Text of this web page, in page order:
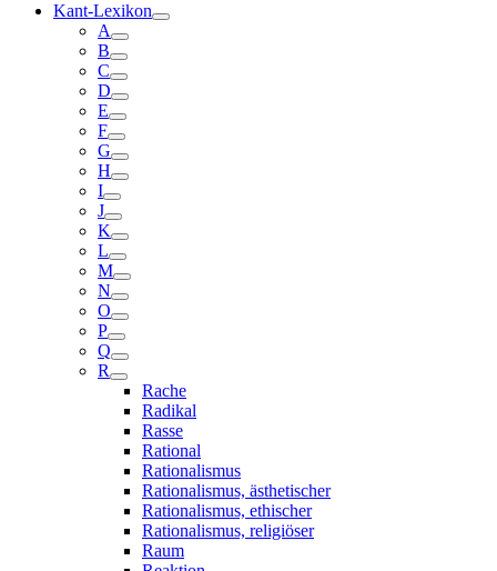
Kant-Lexikon
A
B
C
D
E
F
G
H
I
J
K
L
M
N
O
P
Q
R
Rache
Radikal
Rasse
Rational
Rationalismus
Rationalismus, ästhetischer
Rationalismus, ethischer
Rationalismus, religiöser
Raum